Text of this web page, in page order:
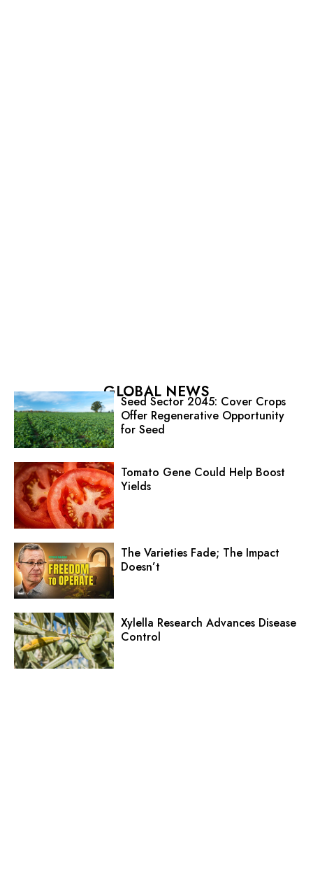
GLOBAL NEWS
Seed Sector 2045: Cover Crops
Offer Regenerative Opportunity
for Seed
Tomato Gene Could Help Boost
Yields
The Varieties Fade; The Impact
Doesn’t
Xylella Research Advances Disease
Control